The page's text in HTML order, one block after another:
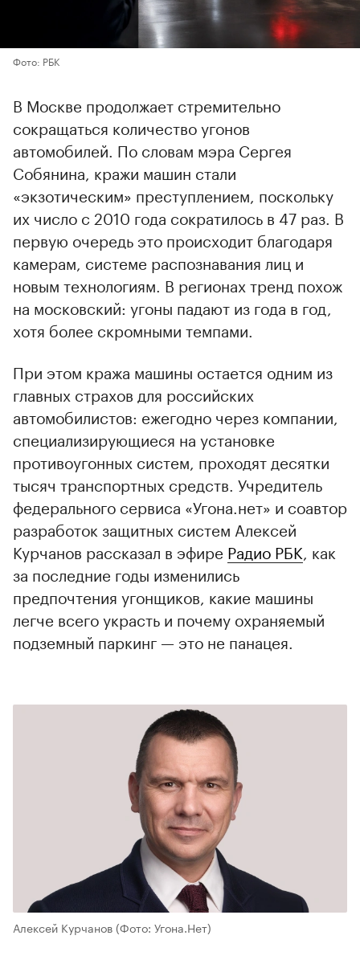
Фото: РБК
В Москве продолжает стремительно
сокращаться количество угонов
автомобилей. По словам мэра Сергея
Собянина, кражи машин стали
«экзотическим» преступлением, поскольку
их число с 2010 года сократилось в 47 раз. В
первую очередь это происходит благодаря
камерам, системе распознавания лиц и
новым технологиям. В регионах тренд похож
на московский: угоны падают из года в год,
хотя более скромными темпами.
При этом кража машины остается одним из
главных страхов для российских
автомобилистов: ежегодно через компании,
специализирующиеся на установке
противоугонных систем, проходят десятки
тысяч транспортных средств. Учредитель
федерального сервиса «Угона.нет» и соавтор
разработок защитных систем Алексей
Курчанов рассказал в эфире Радио РБК , как
за последние годы изменились
предпочтения угонщиков, какие машины
легче всего украсть и почему охраняемый
подземный паркинг — это не панацея.
00:00
Алексей Курчанов(Фото: Угона.Нет)